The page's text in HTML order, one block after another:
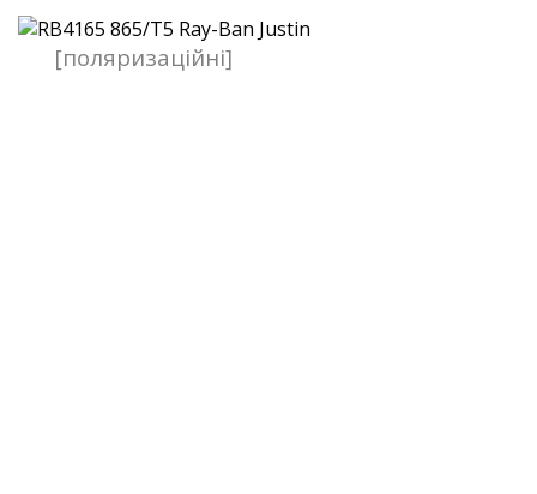
[поляризаційні]